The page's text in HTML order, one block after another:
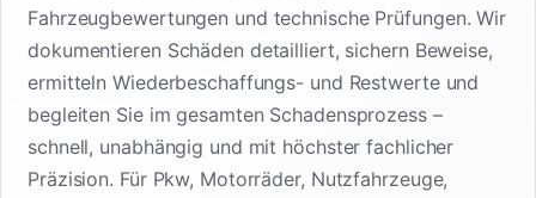
Fahrzeugbewertungen und technische Prüfungen. Wir
dokumentieren Schäden detailliert, sichern Beweise,
ermitteln Wiederbeschaffungs- und Restwerte und
begleiten Sie im gesamten Schadensprozess –
schnell, unabhängig und mit höchster fachlicher
Präzision. Für Pkw, Motorräder, Nutzfahrzeuge,